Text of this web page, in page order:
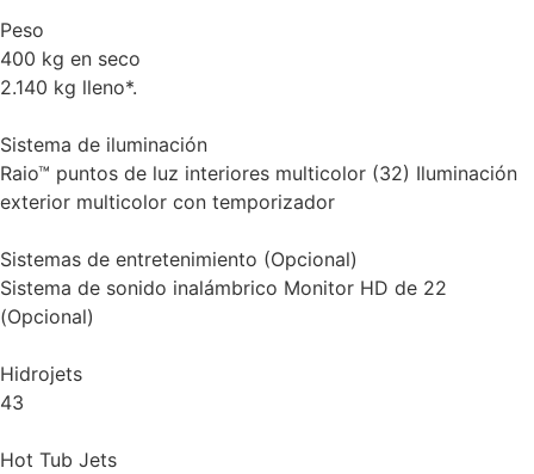
Peso
400 kg en seco
2.140 kg lleno*.
Sistema de iluminación
Raio™ puntos de luz interiores multicolor (32) Iluminación
exterior multicolor con temporizador
Sistemas de entretenimiento (Opcional)
Sistema de sonido inalámbrico Monitor HD de 22
(Opcional)
Hidrojets
43
Hot Tub Jets